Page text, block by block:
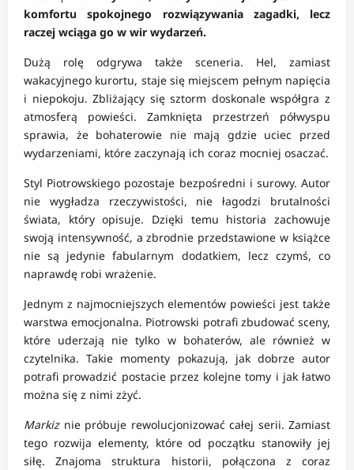
komfortu spokojnego rozwiązywania zagadki, lecz
raczej wciąga go w wir wydarzeń.
Dużą rolę odgrywa także sceneria. Hel, zamiast
wakacyjnego kurortu, staje się miejscem pełnym napięcia
i niepokoju. Zbliżający się sztorm doskonale współgra z
atmosferą powieści. Zamknięta przestrzeń półwyspu
sprawia, że bohaterowie nie mają gdzie uciec przed
wydarzeniami, które zaczynają ich coraz mocniej osaczać.
Styl Piotrowskiego pozostaje bezpośredni i surowy. Autor
nie wygładza rzeczywistości, nie łagodzi brutalności
świata, który opisuje. Dzięki temu historia zachowuje
swoją intensywność, a zbrodnie przedstawione w książce
nie są jedynie fabularnym dodatkiem, lecz czymś, co
naprawdę robi wrażenie.
Jednym z najmocniejszych elementów powieści jest także
warstwa emocjonalna. Piotrowski potrafi zbudować sceny,
które uderzają nie tylko w bohaterów, ale również w
czytelnika. Takie momenty pokazują, jak dobrze autor
potrafi prowadzić postacie przez kolejne tomy i jak łatwo
można się z nimi zżyć.
Markiznie próbuje rewolucjonizować całej serii. Zamiast
tego rozwija elementy, które od początku stanowiły jej
siłę. Znajoma struktura historii, połączona z coraz